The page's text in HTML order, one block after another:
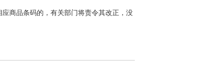
商品条码的，有关部门将责令其改正，没